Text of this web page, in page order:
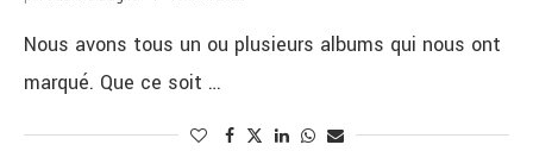
Nous avons tous un ou plusieurs albums qui nous ont
marqué. Que ce soit …